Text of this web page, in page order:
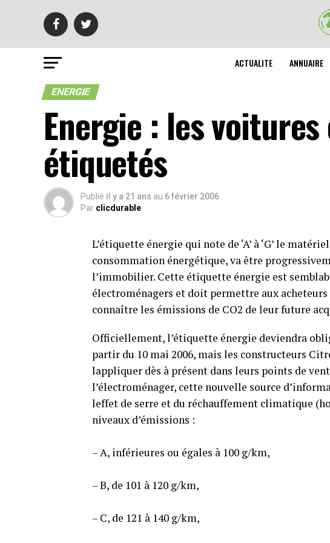
ACTUALITE ANNUAIRE
ENERGIE
Energie : les
étiquetés
Publié il y a 21 ans au 6 février 2006
Par clicdurable
L’étiquette énergie qui note de ‘A’ à ‘G’ le
consommation énergétique, va être
l’immobilier. Cette étiquette énergie est
électroménagers et doit permettre aux
connaître les émissions de CO2 de leur future
Officiellement, l’étiquette énergie deviendra
partir du 10 mai 2006, mais les constructeurs
lappliquer dès à présent dans leurs points de
l’électroménager, cette nouvelle source
leffet de serre et du réchauffement climatique
niveaux d’émissions :
– A, inférieures ou égales à 100 g/km,
– B, de 101 à 120 g/km,
– C, de 121 à 140 g/km,